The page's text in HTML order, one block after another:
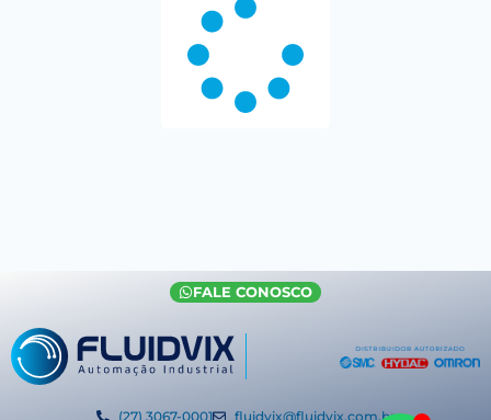
(27) 3067-0001 fluidvix@fluidvix.com.br
FALE CONOSCO